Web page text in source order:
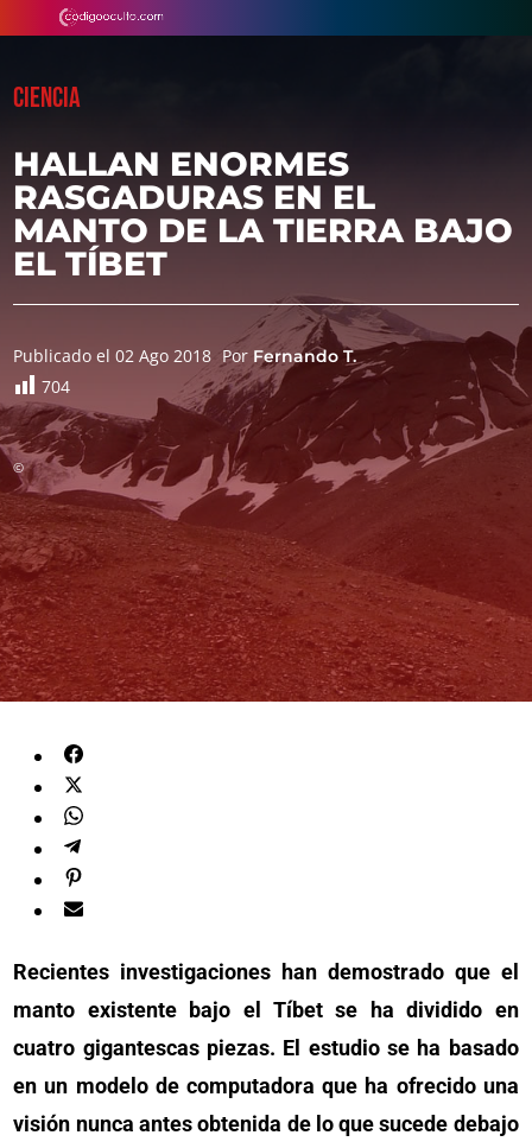
CIENCIA
HALLAN ENORMES
RASGADURAS EN EL
MANTO DE LA TIERRA BAJO
EL TÍBET
Publicado el 02 Ago 2018 Por Fernando T.
704
©
Recientes investigaciones han demostrado que el
manto existente bajo el Tíbet se ha dividido en
cuatro gigantescas piezas. El estudio se ha basado
en un modelo de computadora que ha ofrecido una
visión nunca antes obtenida de lo que sucede debajo